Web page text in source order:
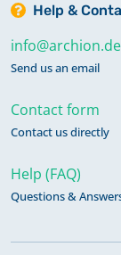
Keine
Help &
info@archion.de
Send us an email
Contact form
Contact us directly
Help (FAQ)
Questions &